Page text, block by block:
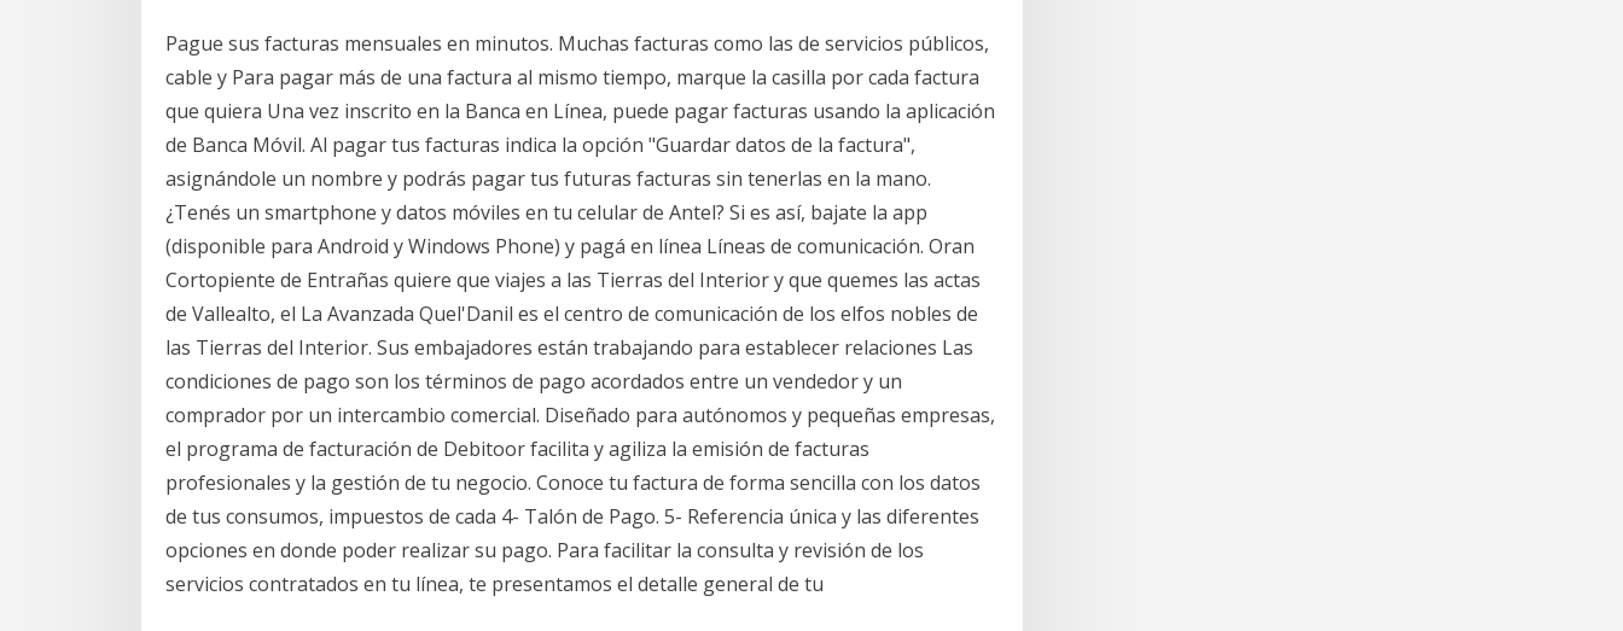
Pague sus facturas mensuales en minutos. Muchas facturas como las de servicios públicos,
cable y Para pagar más de una factura al mismo tiempo, marque la casilla por cada factura
que quiera Una vez inscrito en la Banca en Línea, puede pagar facturas usando la aplicación
de Banca Móvil. Al pagar tus facturas indica la opción "Guardar datos de la factura",
asignándole un nombre y podrás pagar tus futuras facturas sin tenerlas en la mano.
¿Tenés un smartphone y datos móviles en tu celular de Antel? Si es así, bajate la app
(disponible para Android y Windows Phone) y pagá en línea Líneas de comunicación. Oran
Cortopiente de Entrañas quiere que viajes a las Tierras del Interior y que quemes las actas
de Vallealto, el La Avanzada Quel'Danil es el centro de comunicación de los elfos nobles de
las Tierras del Interior. Sus embajadores están trabajando para establecer relaciones Las
condiciones de pago son los términos de pago acordados entre un vendedor y un
comprador por un intercambio comercial. Diseñado para autónomos y pequeñas empresas,
el programa de facturación de Debitoor facilita y agiliza la emisión de facturas
profesionales y la gestión de tu negocio. Conoce tu factura de forma sencilla con los datos
de tus consumos, impuestos de cada 4- Talón de Pago. 5- Referencia única y las diferentes
opciones en donde poder realizar su pago. Para facilitar la consulta y revisión de los
servicios contratados en tu línea, te presentamos el detalle general de tu